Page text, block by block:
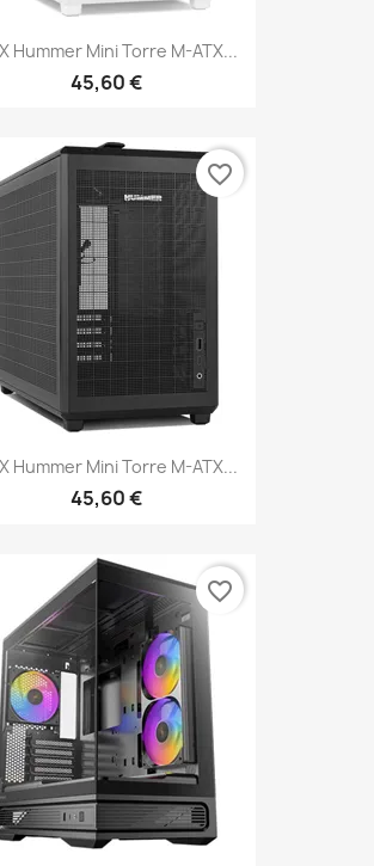
Hummer Mini Torre M-ATX...
45,60 €
Hummer Mini Torre M-ATX...
45,60 €
favorite_border
favorite_border